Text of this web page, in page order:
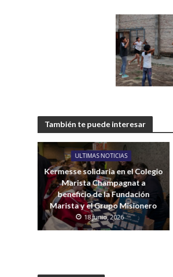
También te puede interesar
ULTIMAS NOTICIAS
Kermesse solidaria en el Colegio
Marista Champagnat a
beneficio de la Fundación
Marista y el Grupo Misionero
18 junio, 2026